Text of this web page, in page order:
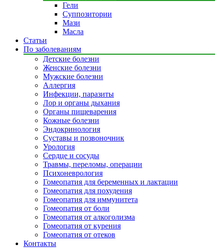
Гели
Суппозитории
Мази
Масла
Статьи
По заболеваниям
Детские болезни
Женские болезни
Мужские болезни
Аллергия
Инфекции, паразиты
Лор и органы дыхания
Органы пищеварения
Кожные болезни
Эндокринология
Суставы и позвоночник
Урология
Сердце и сосуды
Травмы, переломы, операции
Психоневрология
Гомеопатия для беременных и лактации
Гомеопатия для похудения
Гомеопатия для иммунитета
Гомеопатия от боли
Гомеопатия от алкоголизма
Гомеопатия от курения
Гомеопатия от отеков
Контакты